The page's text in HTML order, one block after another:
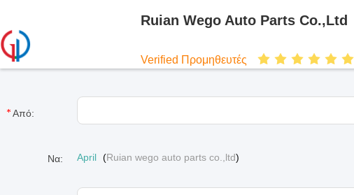
Ruian Wego Auto Parts Co.,ltd
Verified Προμηθευτές
Από:
Να: April (Ruian wego auto parts co.,ltd)